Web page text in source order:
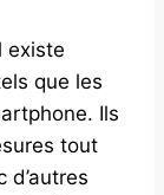
existe
que les
Ils
tout
d’autres